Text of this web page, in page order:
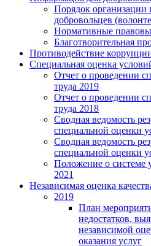
Порядок организации
добровольцев
Нормативные
Благотворительная
Противодействие
Специальная оценка
Отчет о проведении
труда 2019
Отчет о проведении
труда 2018
Сводная ведомость
специальной оценки
Сводная ведомость
специальной оценки
Положение о системе
2021
Независимая оценка
2019
План
недостатков,
независимой
оказания услуг